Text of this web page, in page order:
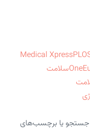
Medical Xpress
Oneسلامت
جستجو یا برچسب‌های